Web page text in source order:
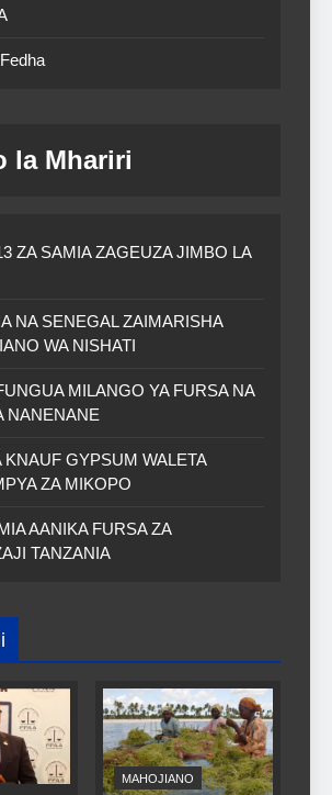
la Mhariri
ZA SAMIA ZAGEUZA JIMBO LA
NA SENEGAL ZAIMARISHA
WA NISHATI
MILANGO YA FURSA NA
NANENANE
KNAUF GYPSUM WALETA
ZA MIKOPO
AANIKA FURSA ZA
TANZANIA
MAHOJIANO